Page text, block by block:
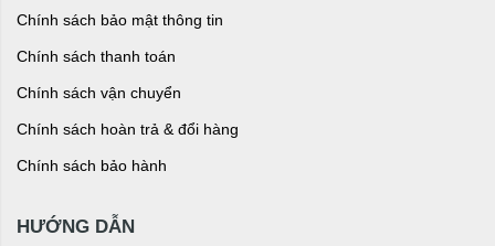
Chính sách bảo mật thông tin
Chính sách thanh toán
Chính sách vận chuyển
Chính sách hoàn trả & đổi hàng
Chính sách bảo hành
HƯỚNG DẪN